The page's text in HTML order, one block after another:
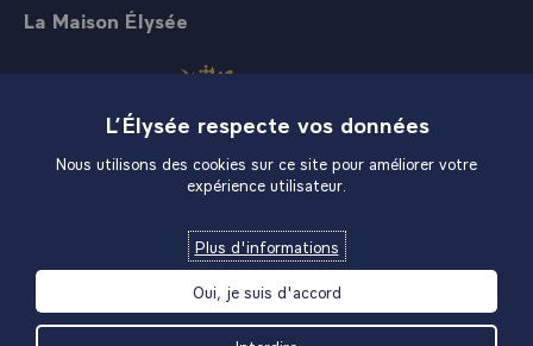
La Maison Élysée
L’Élysée respecte vos données
Nous utilisons des cookies sur ce site pour améliorer votre
expérience utilisateur.
Plus d'informations
Oui, je suis d'accord